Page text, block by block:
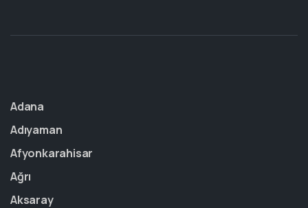
Adana
Adıyaman
Afyonkarahisar
Ağrı
Aksaray